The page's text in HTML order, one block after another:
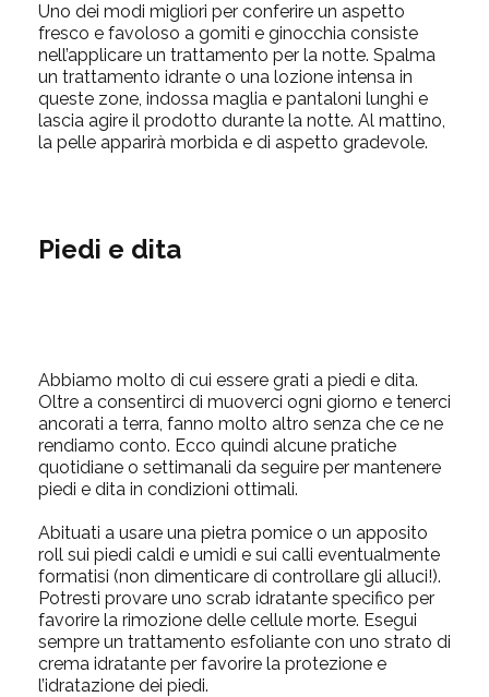
Uno dei modi migliori per conferire un aspetto
fresco e favoloso a gomiti e ginocchia consiste
nell’applicare un trattamento per la notte. Spalma
un trattamento idrante o una lozione intensa in
queste zone, indossa maglia e pantaloni lunghi e
lascia agire il prodotto durante la notte. Al mattino,
la pelle apparirà morbida e di aspetto gradevole.
Piedi e dita
Abbiamo molto di cui essere grati a piedi e dita.
Oltre a consentirci di muoverci ogni giorno e tenerci
ancorati a terra, fanno molto altro senza che ce ne
rendiamo conto. Ecco quindi alcune pratiche
quotidiane o settimanali da seguire per mantenere
piedi e dita in condizioni ottimali.
Abituati a usare una pietra pomice o un apposito
roll sui piedi caldi e umidi e sui calli eventualmente
formatisi (non dimenticare di controllare gli alluci!).
Potresti provare uno scrab idratante specifico per
favorire la rimozione delle cellule morte. Esegui
sempre un trattamento esfoliante con uno strato di
crema idratante per favorire la protezione e
l’idratazione dei piedi.